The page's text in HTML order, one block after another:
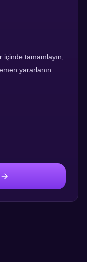
tamamlayın,
yararlanın.